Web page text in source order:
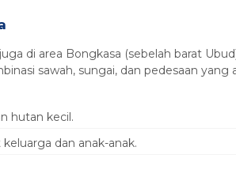
di area Bongkasa (sebelah barat
sawah, sungai, dan pedesaan yang
hutan kecil.
dan anak-anak.